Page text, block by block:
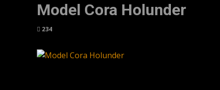
Model Cora Holunder
234